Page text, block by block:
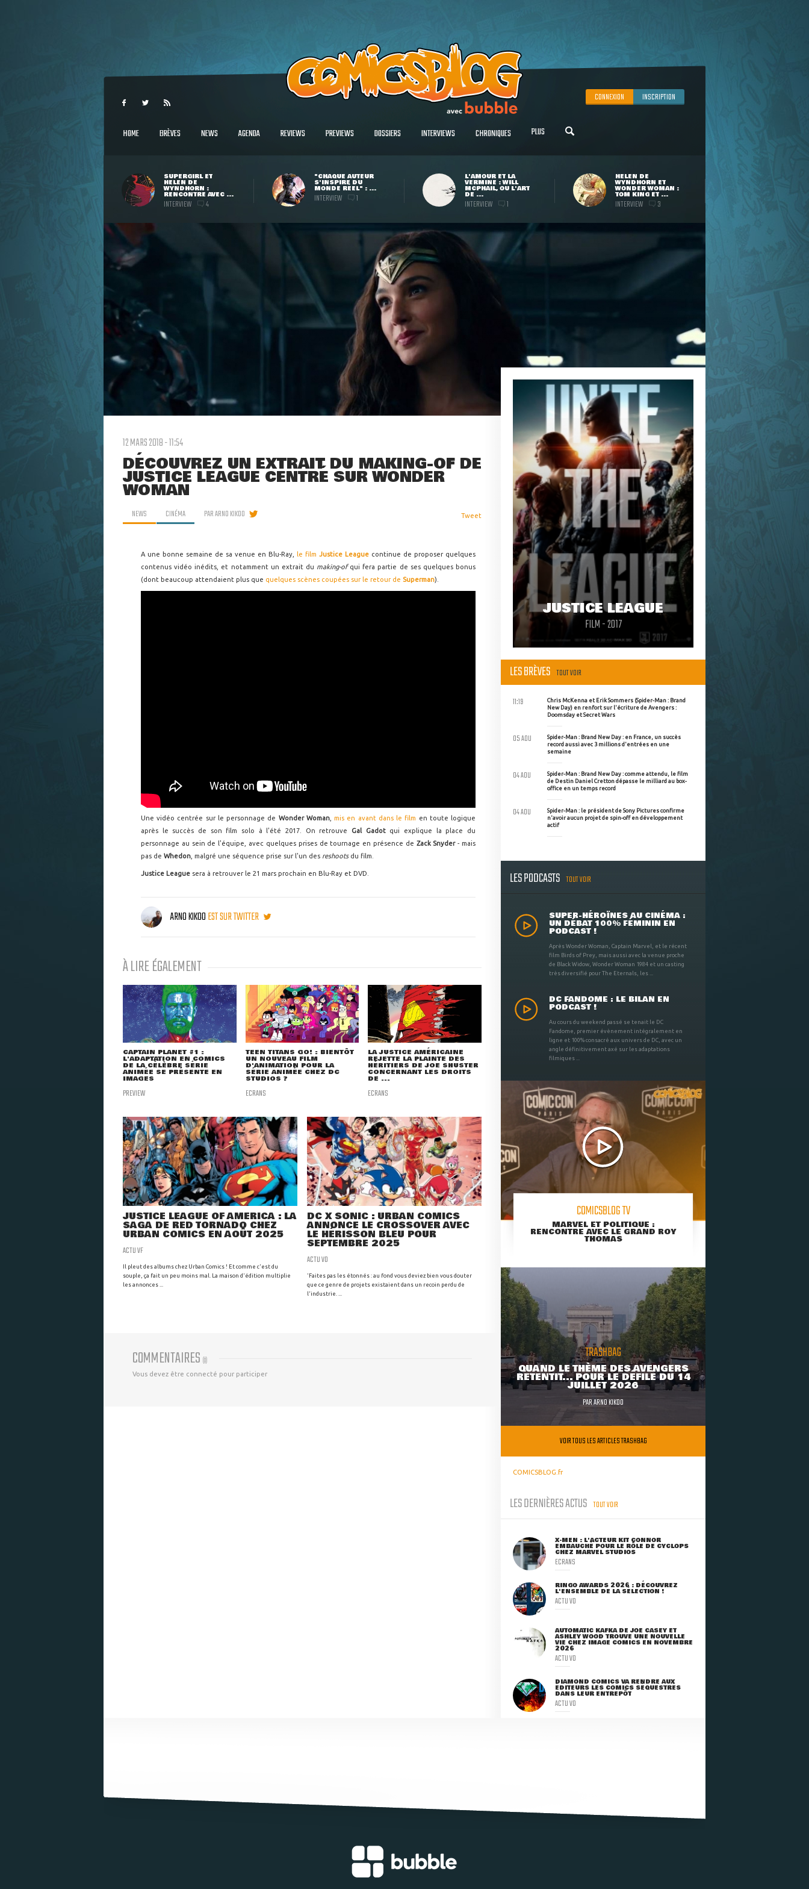
CONNEXION INSCRIPTION
HOME BRÈVES NEWS AGENDA REVIEWS PREVIEWS DOSSIERS INTERVIEWS CHRONIQUES PLUS
SUPERGIRL ET
HELEN DE
WYNDHORN :
RENCONTRE AVEC ...
INTERVIEW 4
"CHAQUE AUTEUR
S'INSPIRE DU
MONDE RÉEL" : ...
INTERVIEW 1
L'AMOUR ET LA
VERMINE : WILL
MCPHAIL, OU L'ART
DE ...
INTERVIEW 1
HELEN DE
WYNDHORN ET
WONDER WOMAN :
TOM KING ET ...
INTERVIEW 3
12 MARS 2018 - 11:54
DÉCOUVREZ UN EXTRAIT DU MAKING-OF DE
JUSTICE LEAGUE CENTRÉ SUR WONDER
WOMAN
NEWS CINÉMA PARARNO KIKOO Tweet
A une bonne semaine de sa venue en Blu-Ray, le film Justice League continue de proposer quelques
contenus vidéo inédits, et notamment un extrait du making-ofqui fera partie de ses quelques bonus
(dont beaucoup attendaient plus que quelques scènes coupées sur le retour de Superman).
Une vidéo centrée sur le personnage de Wonder Woman,mis en avant dans le film en toute logique
après le succès de son film solo à l'été 2017. On retrouve Gal Gadot qui explique la place du
personnage au sein de l'équipe, avec quelques prises de tournage en présence de Zack Snyder- mais
pas de Whedon , malgré une séquence prise sur l'un des reshootsdu film.
Justice League sera à retrouver le 21 mars prochain en Blu-Ray et DVD.
ARNO KIKOOEST SUR TWITTER
À LIRE ÉGALEMENT
CAPTAIN PLANET #1 :
L'ADAPTATION EN COMICS
DE LA CÉLÈBRE SÉRIE
ANIMÉE SE PRÉSENTE EN
IMAGES
PREVIEW
TEEN TITANS GO! : BIENTÔT
UN NOUVEAU FILM
D'ANIMATION POUR LA
SÉRIE ANIMÉE CHEZ DC
STUDIOS ?
ECRANS
LA JUSTICE AMÉRICAINE
REJETTE LA PLAINTE DES
HÉRITIERS DE JOE SHUSTER
CONCERNANT LES DROITS
DE ...
ECRANS
JUSTICE LEAGUE OF AMERICA : LA
SAGA DE RED TORNADO CHEZ
URBAN COMICS EN AOÛT 2025
ACTU VF
Il pleut des albums chez Urban Comics ! Et comme c'est du
souple, ça fait un peu moins mal. La maison d'édition multiplie
les annonces ...
DC X SONIC : URBAN COMICS
ANNONCE LE CROSSOVER AVEC
LE HÉRISSON BLEU POUR
SEPTEMBRE 2025
ACTU VO
'Faites pas les étonnés : au fond vous deviez bien vous douter
que ce genre de projets existaient dans un recoin perdu de
l'industrie. ...
COMMENTAIRES (0)
Vous devez être connecté pour participer
JUSTICE LEAGUE
FILM - 2017
LES BRÈVES TOUT VOIR
Chris McKenna et Erik Sommers (Spider-Man : Brand
New Day) en renfort sur l'écriture de Avengers :
Doomsday et Secret Wars
11:19
Spider-Man : Brand New Day : en France, un succès
record aussi avec 3 millions d'entrées en une
semaine
05 AOU
Spider-Man : Brand New Day : comme attendu, le film
de Destin Daniel Cretton dépasse le milliard au box-
office en un temps record
04 AOU
Spider-Man : le président de Sony Pictures confirme
n'avoir aucun projet de spin-off en développement
actif
04 AOU
LES PODCASTS TOUT VOIR
SUPER-HÉROÏNES AU CINÉMA :
UN DÉBAT 100% FÉMININ EN
PODCAST !
Après Wonder Woman, Captain Marvel, et le récent
film Birds of Prey, mais aussi avec la venue proche
de Black Widow, Wonder Woman 1984 et un casting
très diversifié pour The Eternals, les ...
DC FANDOME : LE BILAN EN
PODCAST !
Au cours du weekend passé se tenait le DC
Fandome, premier évènement intégralement en
ligne et 100% consacré aux univers de DC, avec un
angle définitivement axé sur les adaptations
filmiques ...
COMICSBLOG TV
MARVEL ET POLITIQUE :
RENCONTRE AVEC LE GRAND ROY
THOMAS
TRASHBAG
QUAND LE THÈME DES AVENGERS
RETENTIT... POUR LE DÉFILÉ DU 14
JUILLET 2026
PARARNO KIKOO
VOIR TOUS LES ARTICLES TRASHBAG
COMICSBLOG.fr
LES DERNIÈRES ACTUS TOUT VOIR
X-MEN : L'ACTEUR KIT CONNOR
EMBAUCHÉ POUR LE RÔLE DE CYCLOPS
CHEZ MARVEL STUDIOS
ECRANS
RINGO AWARDS 2026 : DÉCOUVREZ
L'ENSEMBLE DE LA SÉLECTION !
ACTU VO
AUTOMATIC KAFKA DE JOE CASEY ET
ASHLEY WOOD TROUVE UNE NOUVELLE
VIE CHEZ IMAGE COMICS EN NOVEMBRE
2026
ACTU VO
DIAMOND COMICS VA RENDRE AUX
ÉDITEURS LES COMICS SÉQUESTRÉS
DANS LEUR ENTREPÔT
ACTU VO